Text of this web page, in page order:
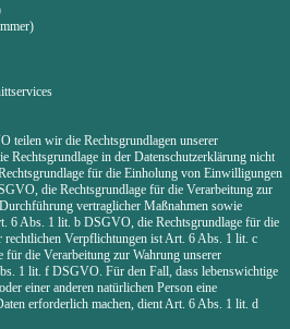
teilen wir die Rechtsgrundlagen unserer
Rechtsgrundlage in der Datenschutzerklärung nicht
für die Einholung von Einwilligungen
die Rechtsgrundlage für die Verarbeitung zur
vertraglicher Maßnahmen sowie
6 Abs. 1 lit. b DSGVO, die Rechtsgrundlage für die
Verpflichtungen ist Art. 6 Abs. 1 lit. c
die Verarbeitung zur Wahrung unserer
1 lit. f DSGVO. Für den Fall, dass lebenswichtige
einer anderen natürlichen Person eine
erforderlich machen, dient Art. 6 Abs. 1 lit. d